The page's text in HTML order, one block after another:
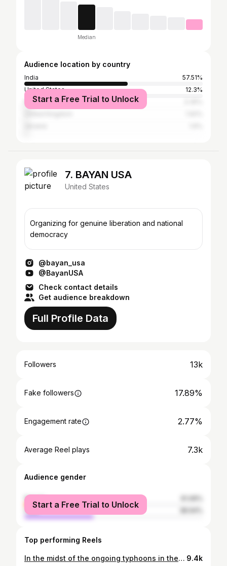
Median
Audience location by country
India
57.51%
United States
12.3%
Russia
Start a Free Trial to Unlock
7. BAYAN USA
United States
Organizing for genuine liberation and national
democracy
@bayan_usa
@BayanUSA
Check contact details
Get audience breakdown
Full Profile Data
Followers 13k
Fake followers 17.89%
Engagement rate 2.77%
Average Reel plays 7.3k
Audience gender
female
male
Start a Free Trial to Unlock
Top performing Reels
In the midst of the ongoing typhoons in the Philippines, white people are wondering how fast the islands will be cleaned up so it doesn’t get in the way of their vacation, and ex-IOF 💩 settlers are moving to Siargao — one of the most popular Filipino 🏝️ destinations for tourists in recent years. 💓 D0n@te to grassroots org: @bayan_usa 🏝️ Follow @bulatlat for their reporting on isnoreal settlers moving to Siargao ✨Follow 🇵🇭 organizers @gabestorres @mitzijonelle @arpakph @pilipinopalestino 9.4k